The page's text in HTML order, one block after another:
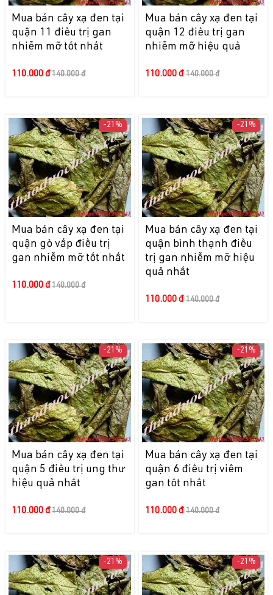
Mua bán cây xạ đen tại
quận 11 điều trị gan
nhiễm mỡ tốt nhất
110.000 đ 140.000 đ
Mua bán cây xạ đen tại
quận 12 điều trị gan
nhiễm mỡ hiệu quả
110.000 đ 140.000 đ
-21%
Mua bán cây xạ đen tại
quận gò vấp điều trị
gan nhiễm mỡ tốt nhất
110.000 đ 140.000 đ
-21%
Mua bán cây xạ đen tại
quận bình thạnh điều
trị gan nhiễm mỡ hiệu
quả nhất
110.000 đ 140.000 đ
-21%
Mua bán cây xạ đen tại
quận 5 điều trị ung thư
hiệu quả nhất
110.000 đ 140.000 đ
-21%
Mua bán cây xạ đen tại
quận 6 điều trị viêm
gan tốt nhất
110.000 đ 140.000 đ
-21% -21%